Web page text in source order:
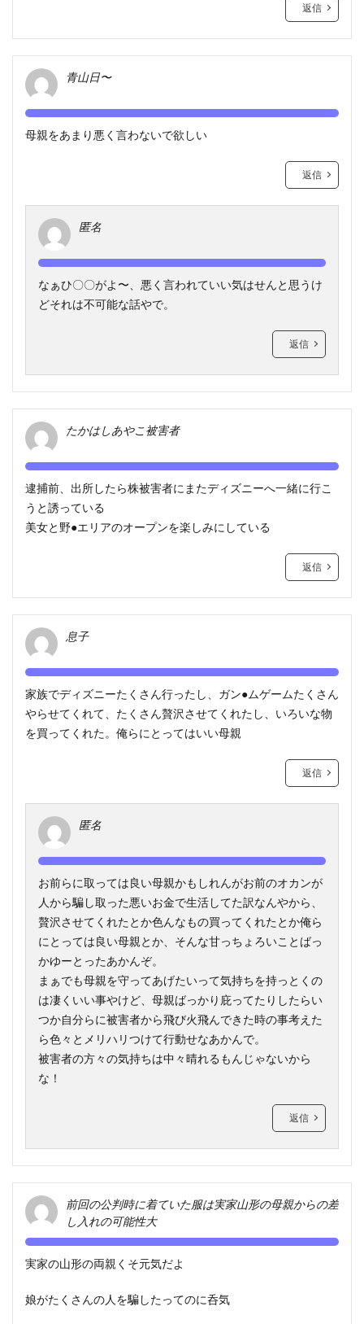
返信
青山日〜
母親をあまり悪く言わないで欲しい
返信
匿名
なぁひ〇〇がよ〜、悪く言われていい気はせんと思うけ
どそれは不可能な話やで。
返信
たかはしあやこ被害者
逮捕前、出所したら株被害者にまたディズニーへ一緒に行こ
うと誘っている
美女と野●エリアのオープンを楽しみにしている
返信
息子
家族でディズニーたくさん行ったし、ガン●ムゲームたくさん
やらせてくれて、たくさん贅沢させてくれたし、いろいな物
を買ってくれた。俺らにとってはいい母親
返信
匿名
お前らに取っては良い母親かもしれんがお前のオカンが
人から騙し取った悪いお金で生活してた訳なんやから、
贅沢させてくれたとか色んなもの買ってくれたとか俺ら
にとっては良い母親とか、そんな甘っちょろいことばっ
かゆーとったあかんぞ。
まぁでも母親を守ってあげたいって気持ちを持っとくの
は凄くいい事やけど、母親ばっかり庇ってたりしたらい
つか自分らに被害者から飛び火飛んできた時の事考えた
ら色々とメリハリつけて行動せなあかんで。
被害者の方々の気持ちは中々晴れるもんじゃないから
な！
返信
前回の公判時に着ていた服は実家山形の母親からの差
し入れの可能性大
実家の山形の両親くそ元気だよ
娘がたくさんの人を騙したってのに呑気